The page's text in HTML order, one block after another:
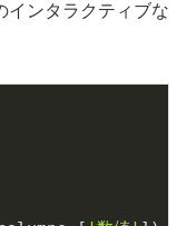
インタラクティブな